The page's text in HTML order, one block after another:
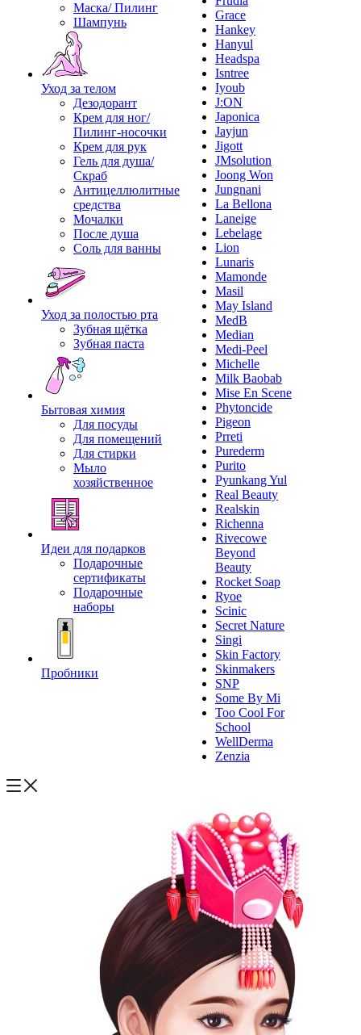
Маска/ Пилинг
Шампунь
Уход за телом
Дезодорант
Крем для ног/
Пилинг-носочки
Крем для рук
Гель для душа/
Скраб
Антицеллюлитные
средства
Мочалки
После душа
Соль для ванны
Уход за полостью рта
Зубная щётка
Зубная паста
Бытовая химия
Для посуды
Для помещений
Для стирки
Мыло
хозяйственное
Идеи для подарков
Подарочные
сертификаты
Подарочные
наборы
Пробники
Grace
Hankey
Hanyul
Headspa
Isntree
Iyoub
J:ON
Japonica
Jayjun
Jigott
JMsolution
Joong Won
Jungnani
La Bellona
Laneige
Lebelage
Lion
Lunaris
Mamonde
Masil
May Island
MedB
Median
Medi-Peel
Michelle
Milk Baobab
Mise En Scene
Phytoncide
Pigeon
Prreti
Purederm
Purito
Pyunkang Yul
Real Beauty
Realskin
Richenna
Rivecowe
Beyond
Beauty
Rocket Soap
Ryoe
Scinic
Secret Nature
Singi
Skin Factory
Skinmakers
SNP
Some By Mi
Too Cool For
School
WellDerma
Zenzia